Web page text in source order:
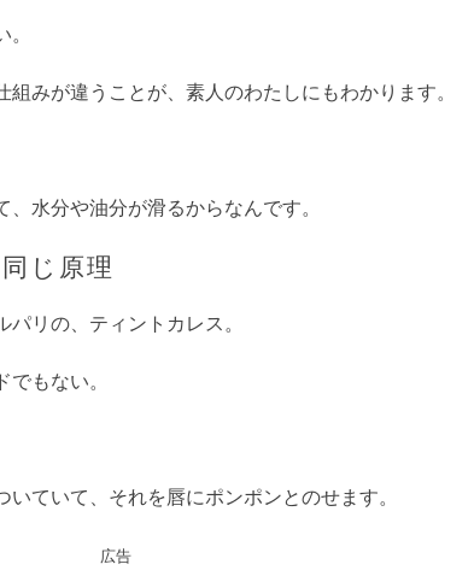
みが違うことが、素人のわたしにもわかります。
水分や油分が滑るからなんです。
じ原理
リの、ティントカレス。
もない。
ていて、それを唇にポンポンとのせます。
広告